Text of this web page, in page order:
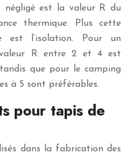
négligé est la valeur R du
thermique. Plus cette
est l’isolation. Pour un
R entre 2 et 4 est
que pour le camping
à 5 sont préférables.
pour tapis de
dans la fabrication des